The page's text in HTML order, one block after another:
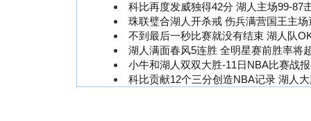
科比再度发威独得42分 湖人主场99-87
珠联璧合湖人开杀戒 伤兵满营国王主
不到最后一秒比赛就没有结束 湖人队
湖人满面春风5连胜 全明星赛前胜率将
小牛和湖人双双大胜-11日NBA比赛战
科比贡献12个三分创造NBA记录 湖人